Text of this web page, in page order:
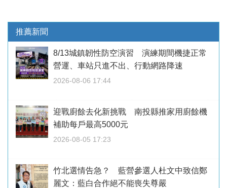
推薦新聞
8/13城鎮韌性防空演習 演練期間機捷正常
營運、車站只進不出、行動網路降速
2026-08-06 17:44
迎戰廚餘去化新挑戰 南投縣推家用廚餘機
補助每戶最高5000元
2026-08-05 17:23
竹北選情告急？ 藍營參選人杜文中致信鄭
麗文：藍白合作絕不能喪失尊嚴